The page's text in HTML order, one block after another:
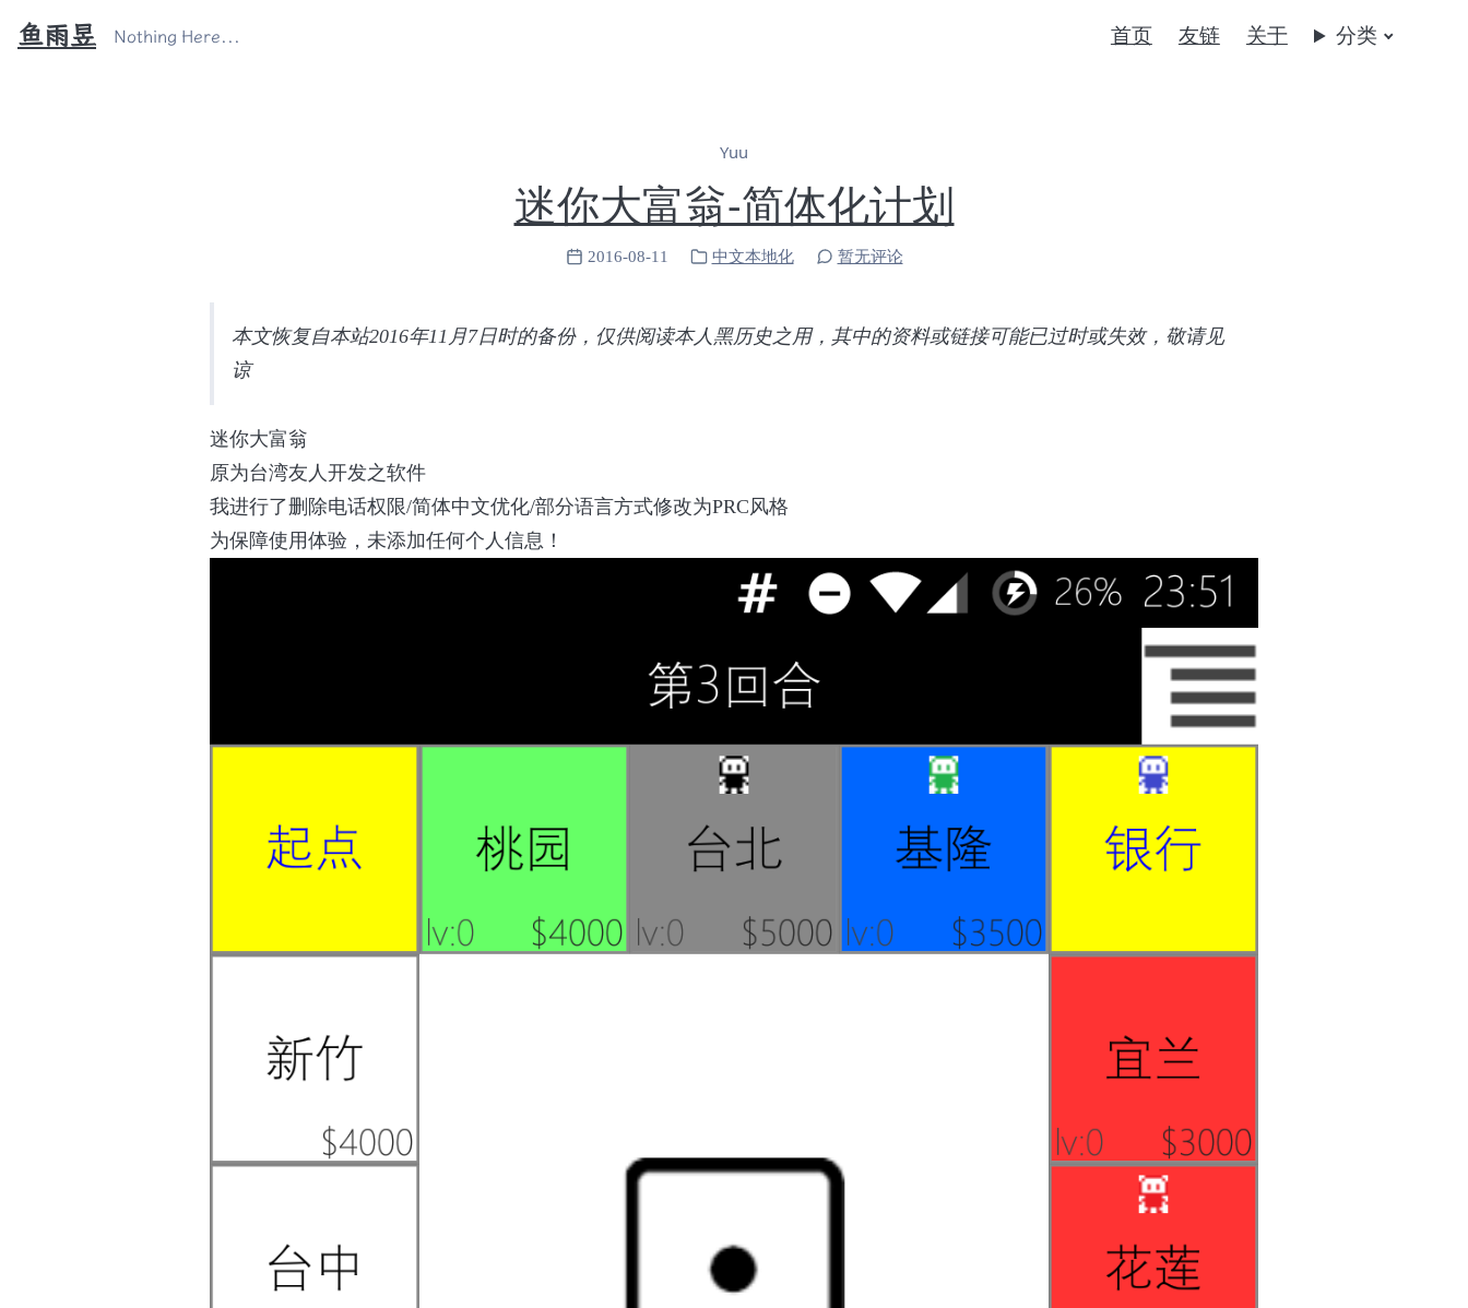
鱼雨昱 Nothing Here... 首页 友链 关于 分类
Yuu
迷你大富翁-简体化计划
2016-08-11 中文本地化 暂无评论
本文恢复自本站2016年11月7日时的备份，仅供阅读本人黑历史之用，其中的资料或链接可能已过时或失效，敬请见
谅
迷你大富翁
原为台湾友人开发之软件
我进行了删除电话权限/简体中文优化/部分语言方式修改为PRC风格
为保障使用体验，未添加任何个人信息！